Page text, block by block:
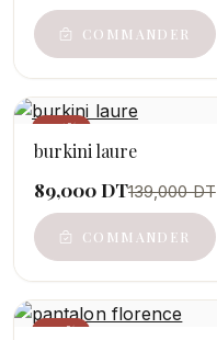
COMMANDER
−36%
burkini laure
89,000 DT139,000 DT
COMMANDER
−32%